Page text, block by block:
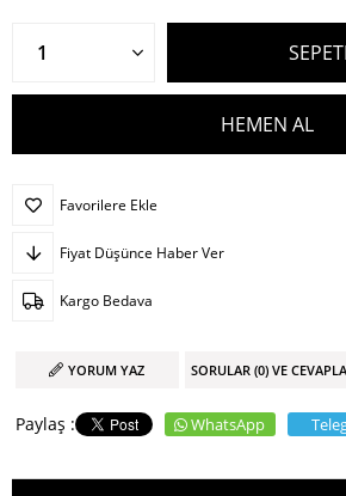
Favorilere Ekle
Fiyat Düşünce Haber Ver
Kargo Bedava
YORUM YAZ SORULAR (0) VE
WhatsApp